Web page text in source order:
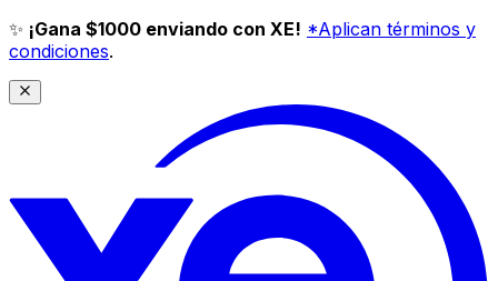
✨ ¡Gana $1000 enviando con XE! *Aplican términos y
condiciones.